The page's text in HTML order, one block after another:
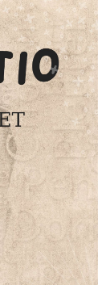
R
M
E
R
L
A
N
A
V
G
A
O
N